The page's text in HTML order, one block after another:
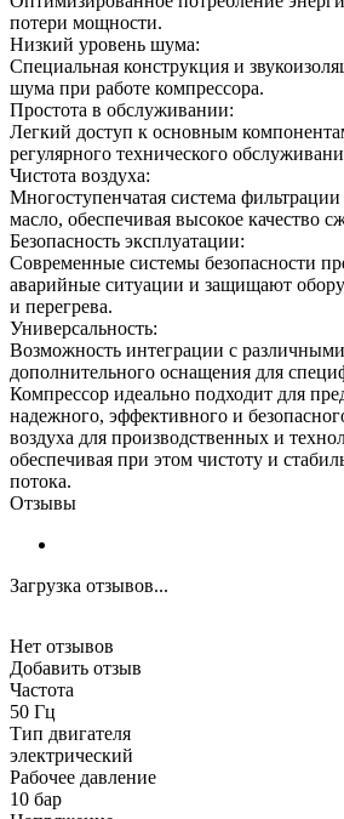
потери мощности.
Низкий уровень шума:
Специальная конструкция и
шума при работе компрессора.
Простота в обслуживании:
Легкий доступ к основным
регулярного технического
Чистота воздуха:
Многоступенчатая система фильтрации
масло, обеспечивая высокое качество
Безопасность эксплуатации:
Современные системы безопасности
аварийные ситуации и защищают
и перегрева.
Универсальность:
Возможность интеграции с
дополнительного оснащения для
Компрессор идеально подходит для
надежного, эффективного и
воздуха для производственных и
обеспечивая при этом чистоту и
потока.
Отзывы
Загрузка отзывов...
Нет отзывов
Добавить отзыв
Частота
50 Гц
Тип двигателя
электрический
Рабочее давление
10 бар